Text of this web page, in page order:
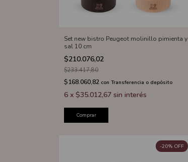
Set new bistro Peugeot molinillo pimienta y
sal 10 cm
$210.076,02
$233.417,80
$168.060,82 con Transferencia o depósito
6 x $35.012,67 sin interés
Comprar
-20% OFF